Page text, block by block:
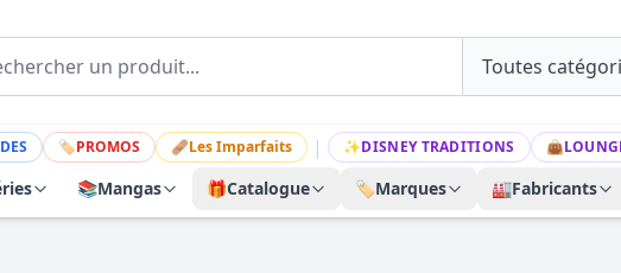
🏷PROMOS 🩹Les Imparfaits | ✨DISNEY TRADITIONS 👜
📚Mangas 🎁Catalogue 🏷️Marques 🏭Fabricants